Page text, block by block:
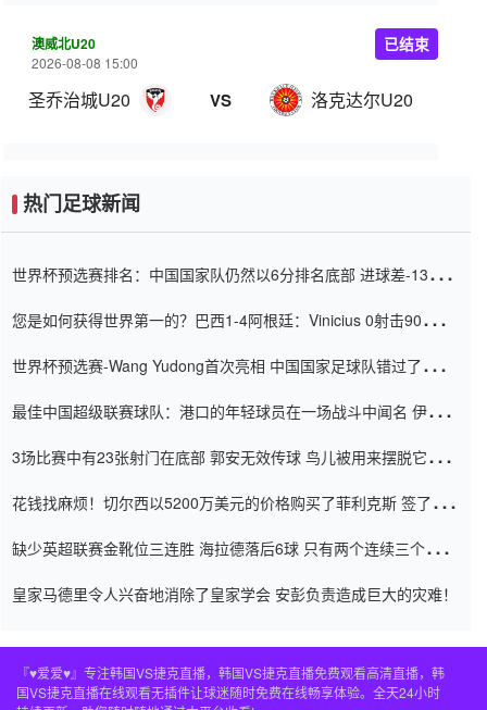
澳威北U20
2026-08-08 15:00
圣乔治城U20 VS 洛克达尔U20
已结束
热门足球新闻
世界杯预选赛排名：中国国家队仍然以6分排名底部 进球差-13令人
您是如何获得世界第一的？巴西1-4阿根廷：Vinicius 0射击90分钟
世界杯预选赛-Wang Yudong首次亮相 中国国家足球队错过了世界
最佳中国超级联赛球队：港口的年轻球员在一场战斗中闻名 伊万放
3场比赛中有23张射门在底部 郭安无效传球 鸟儿被用来摆脱它
花钱找麻烦！切尔西以5200万美元的价格购买了菲利克斯 签了7年
缺少英超联赛金靴位三连胜 海拉德落后6球 只有两个连续三个连续
皇家马德里令人兴奋地消除了皇家学会 安彭负责造成巨大的灾难！
『♥爱爱♥』专注韩国VS捷克直播，韩国VS捷克直播免费观看高清直播，韩
国VS捷克直播在线观看无插件让球迷随时免费在线畅享体验。全天24小时